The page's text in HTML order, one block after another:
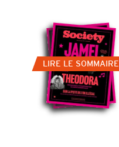
LIRE LE SOMMAIRE